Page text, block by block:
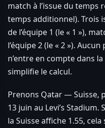
match à l’issue du temps
temps additionnel). Trois
de l’équipe 1 (le « 1 »),
l’équipe 2 (le « 2 »).
n’entre en compte dans
simplifie le calcul.
Prenons Qatar — Suisse,
13 juin au Levi’s
la Suisse affiche 1.55,